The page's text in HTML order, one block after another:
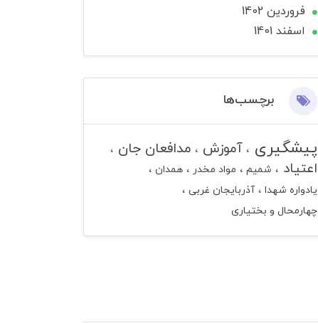
فروردین 1402
اسفند 1401
برچسب‌ها
پیشگیری آموزش
مدافعان جان
اعتیاد
شمیم مواد مخدر
همدان
یادواره شهدا
آذربایجان غربی
چهارمحال و بختیاری